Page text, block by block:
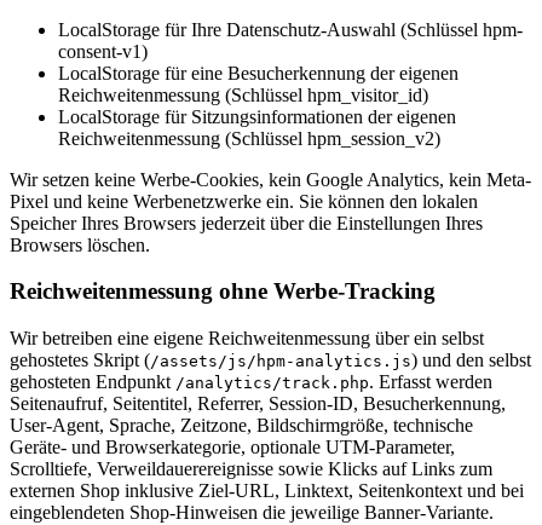
LocalStorage für Ihre Datenschutz-Auswahl (Schlüssel hpm-
consent-v1)
LocalStorage für eine Besucherkennung der eigenen
Reichweitenmessung (Schlüssel hpm_visitor_id)
LocalStorage für Sitzungsinformationen der eigenen
Reichweitenmessung (Schlüssel hpm_session_v2)
Wir setzen keine Werbe-Cookies, kein Google Analytics, kein Meta-
Pixel und keine Werbenetzwerke ein. Sie können den lokalen
Speicher Ihres Browsers jederzeit über die Einstellungen Ihres
Browsers löschen.
Reichweitenmessung ohne Werbe-Tracking
Wir betreiben eine eigene Reichweitenmessung über ein selbst
gehostetes Skript (/assets/js/hpm-analytics.js) und den selbst
gehosteten Endpunkt /analytics/track.php. Erfasst werden
Seitenaufruf, Seitentitel, Referrer, Session-ID, Besucherkennung,
User-Agent, Sprache, Zeitzone, Bildschirmgröße, technische
Geräte- und Browserkategorie, optionale UTM-Parameter,
Scrolltiefe, Verweildauerereignisse sowie Klicks auf Links zum
externen Shop inklusive Ziel-URL, Linktext, Seitenkontext und bei
eingeblendeten Shop-Hinweisen die jeweilige Banner-Variante.